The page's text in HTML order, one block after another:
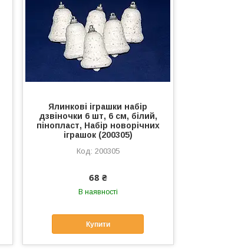
Ялинкові іграшки набір
дзвіночки 6 шт, 6 см, білий,
пінопласт, Набір новорічних
іграшок (200305)
200305
68 ₴
В наявності
Купити